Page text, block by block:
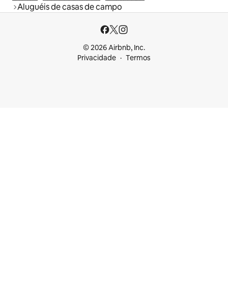
Aluguéis de casas de campo
© 2026 Airbnb, Inc.
Privacidade
Termos